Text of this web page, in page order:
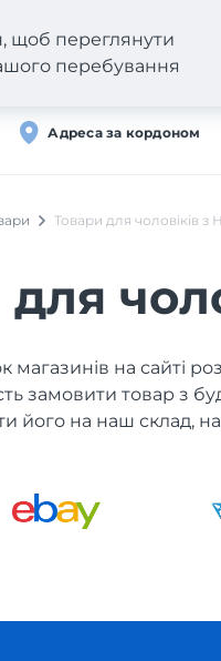
Адреса за кордоном
щоб переглянути
перебування
Товари для чоловіків з
магазинів на сайті
замовити товар з
його на наш склад,